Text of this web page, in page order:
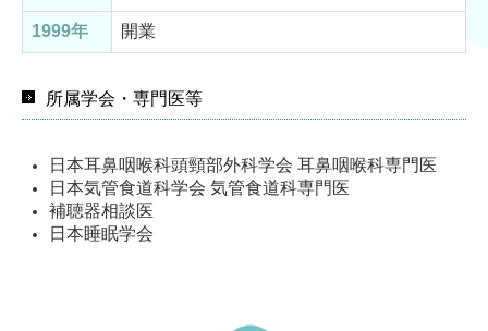
1999年 開業
所属学会・専門医等
日本耳鼻咽喉科頭頸部外科学会 耳鼻咽喉科専門医
日本気管食道科学会 気管食道科専門医
補聴器相談医
日本睡眠学会